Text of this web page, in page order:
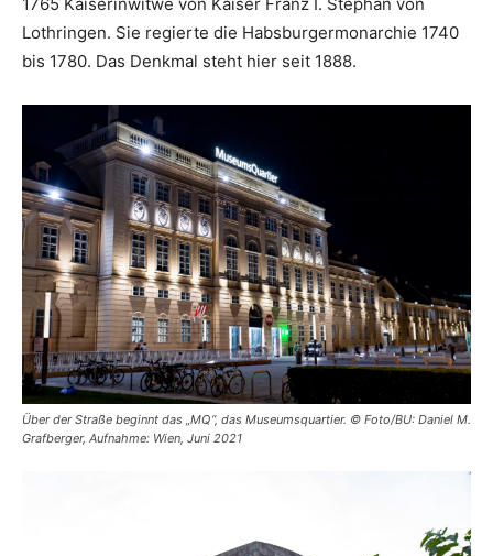
Lothringen. Sie regierte die Habsburgermonarchie 1740
bis 1780. Das Denkmal steht hier seit 1888.
Über der Straße beginnt das „MQ“, das Museumsquartier. © Foto/BU: Daniel M.
Grafberger, Aufnahme: Wien, Juni 2021